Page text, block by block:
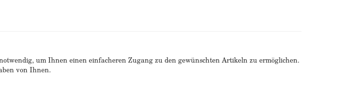
um Ihnen einen einfacheren Zugang zu den gewünschten Artikeln zu ermöglichen.
von Ihnen.